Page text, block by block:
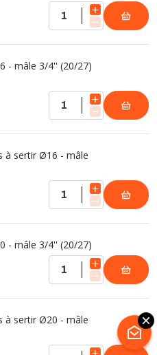
- mâle 3/4'' (20/27)
à sertir Ø16 - mâle
- mâle 3/4'' (20/27)
à sertir Ø20 - mâle